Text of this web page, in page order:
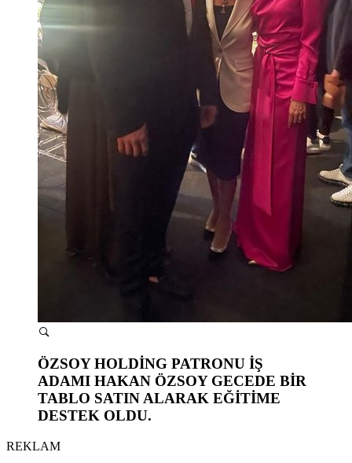
ÖZSOY HOLDİNG PATRONU İŞ
ADAMI HAKAN ÖZSOY GECEDE BİR
TABLO SATIN ALARAK EĞİTİME
DESTEK OLDU.
REKLAM